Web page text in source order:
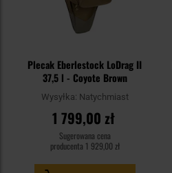
Plecak Eberlestock LoDrag II
37,5 l - Coyote Brown
Wysyłka: Natychmiast
1 799,00 zł
Sugerowana cena
producenta 1 929,00 zł